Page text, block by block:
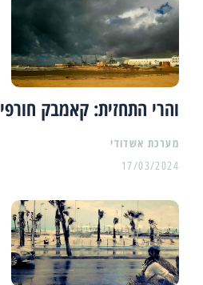
והרי התחזית: קאמבק חורפי
מערכת אשדודי
17/03/2024